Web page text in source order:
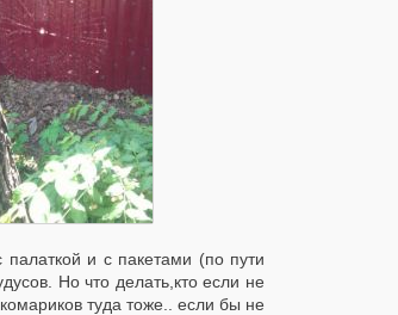
и с пакетами (по пути
Но что делать,кто если не
туда тоже.. если бы не